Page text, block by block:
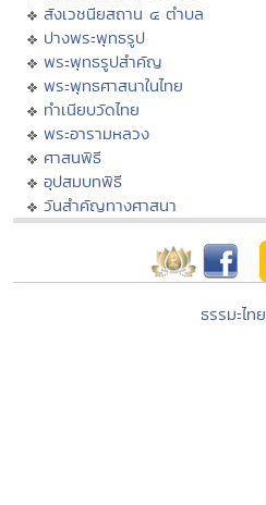
สังเวชนียสถาน ๔ ตำบล
ปางพระพุทธรูป
พระพุทธรูปสำคัญ
พระพุทธศาสนาในไทย
ทำเนียบวัดไทย
พระอารามหลวง
ศาสนพิธี
อุปสมบทพิธี
วันสำคัญทางศาสนา
ธรรมะไทย